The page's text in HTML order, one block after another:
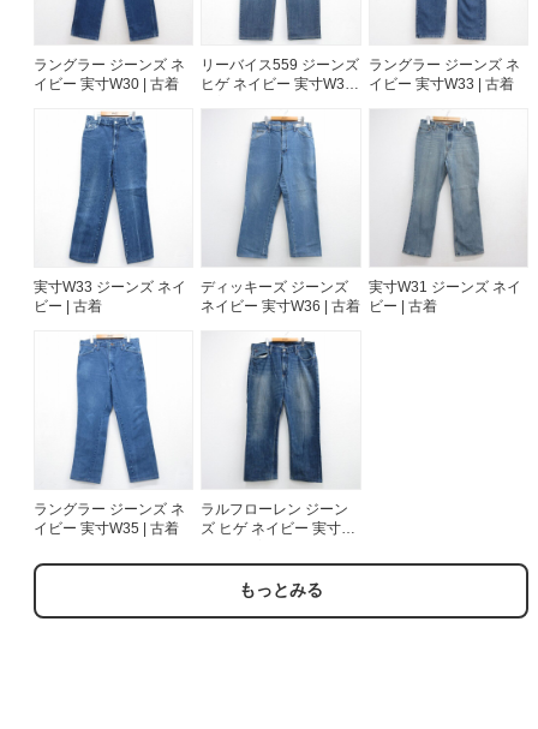
ラングラー ジーンズ ネ
イビー 実寸W30 | 古着
リーバイス559 ジーンズ
ヒゲ ネイビー 実寸W36 |
ラングラー ジーンズ ネ
イビー 実寸W33 | 古着
実寸W33 ジーンズ ネイ
ビー | 古着
ディッキーズ ジーンズ
ネイビー 実寸W36 | 古着
実寸W31 ジーンズ ネイ
ビー | 古着
ラングラー ジーンズ ネ
イビー 実寸W35 | 古着
ラルフローレン ジーン
ズ ヒゲ ネイビー 実寸
もっとみる